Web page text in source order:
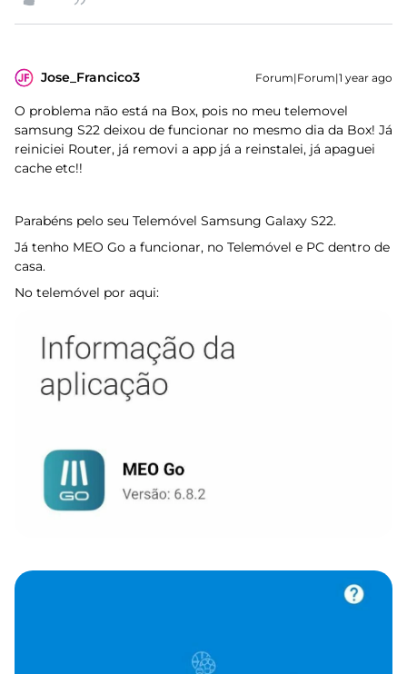
Jose_Francico3 Forum|Forum|1 year ago
O problema não está na Box, pois no meu telemovel
samsung S22 deixou de funcionar no mesmo dia da Box! Já
reiniciei Router, já removi a app já a reinstalei, já apaguei
cache etc!!
Parabéns pelo seu Telemóvel Samsung Galaxy S22.
Já tenho MEO Go a funcionar, no Telemóvel e PC dentro de
casa.
No telemóvel por aqui: